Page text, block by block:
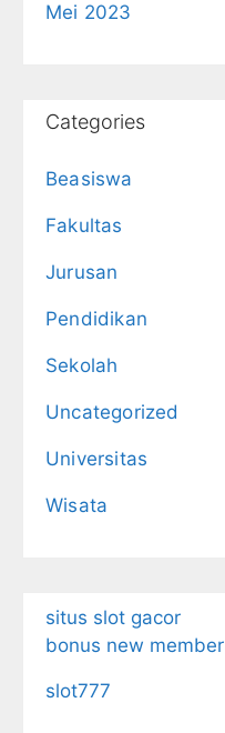
Mei 2023
Categories
Beasiswa
Fakultas
Jurusan
Pendidikan
Sekolah
Uncategorized
Universitas
Wisata
situs slot gacor
bonus new member
slot777